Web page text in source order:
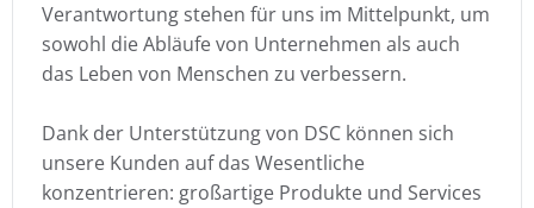
Verantwortung stehen für uns im Mittelpunkt, um
sowohl die Abläufe von Unternehmen als auch
das Leben von Menschen zu verbessern.
Dank der Unterstützung von DSC können sich
unsere Kunden auf das Wesentliche
konzentrieren: großartige Produkte und Services